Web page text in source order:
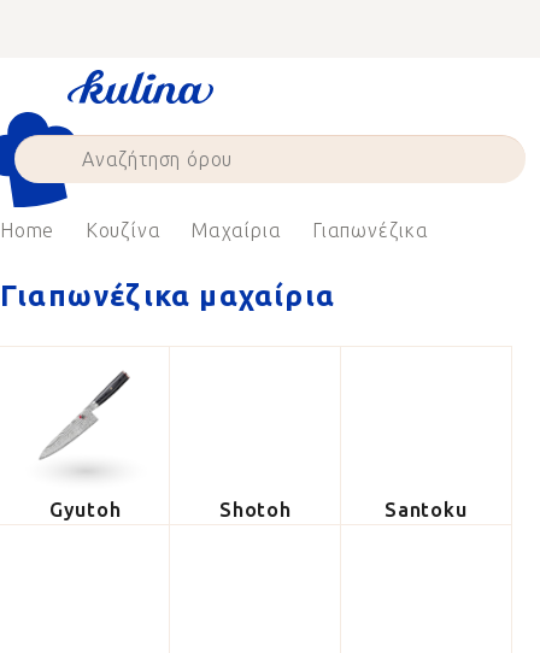
Home Κουζίνα Μαχαίρια Γιαπωνέζικα
Γιαπωνέζικα μαχαίρια
Gyutoh Shotoh Santoku